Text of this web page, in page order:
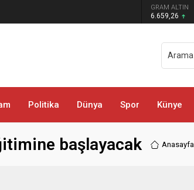
GRAM ALTIN
6.659,26
Politika Dünya Spor Künye
başlayacak Anasayfa